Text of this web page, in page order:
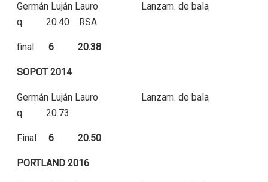
Germán Luján Lauro Lanzam. de bala
q 20.40 RSA
final 6 20.38
SOPOT 2014
Germán Luján Lauro Lanzam. de bala
q 20.73
Final 6 20.50
PORTLAND 2016